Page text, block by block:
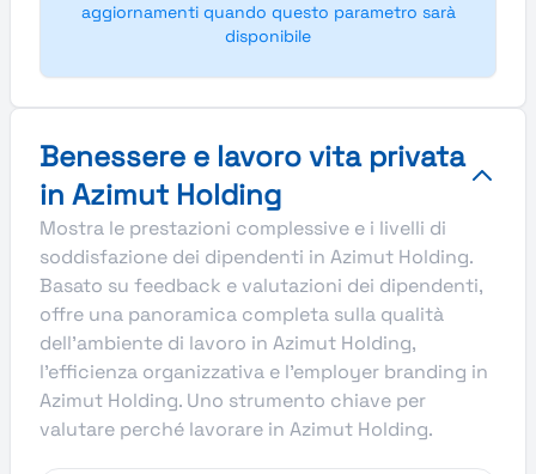
aggiornamenti quando questo parametro sarà
disponibile
Benessere e lavoro vita privata
in Azimut Holding
Mostra le prestazioni complessive e i livelli di
soddisfazione dei dipendenti in Azimut Holding.
Basato su feedback e valutazioni dei dipendenti,
offre una panoramica completa sulla qualità
dell’ambiente di lavoro in Azimut Holding,
l’efficienza organizzativa e l’employer branding in
Azimut Holding. Uno strumento chiave per
valutare perché lavorare in Azimut Holding.